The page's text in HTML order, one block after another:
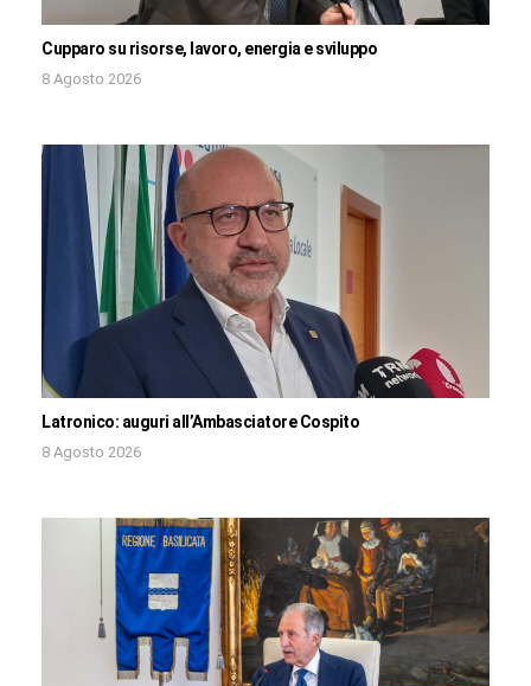
Cupparo su risorse, lavoro, energia e sviluppo
8 Agosto 2026
Latronico: auguri all’Ambasciatore Cospito
8 Agosto 2026